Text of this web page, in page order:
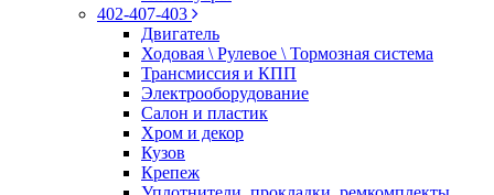
402-407-403
Двигатель
Ходовая \ Рулевое \ Тормозная система
Трансмиссия и КПП
Электрооборудование
Салон и пластик
Хром и декор
Кузов
Крепеж